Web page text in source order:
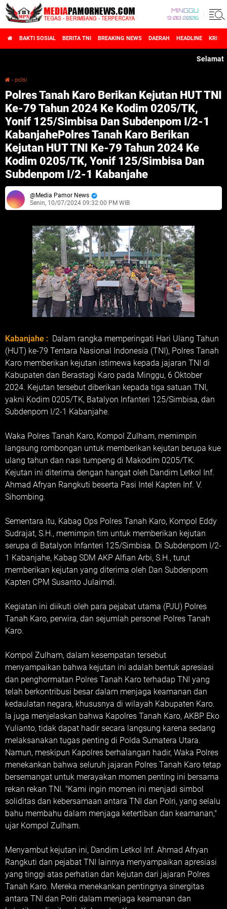
MINGGU
9 08 2026
BAKTI SOSIAL BERITA TNI BREAKING NEWS DAERAH HEADLINE
Selamat
› polisi
Polres Tanah Karo Berikan Kejutan HUT TNI
Ke-79 Tahun 2024 Ke Kodim 0205/TK,
Yonif 125/Simbisa Dan Subdenpom I/2-1
KabanjahePolres Tanah Karo Berikan
Kejutan HUT TNI Ke-79 Tahun 2024 Ke
Kodim 0205/TK, Yonif 125/Simbisa Dan
Subdenpom I/2-1 Kabanjahe
Media Pamor News
Senin, 10/07/2024 09:32:00 PM WIB
Kabanjahe : Dalam rangka memperingati Hari Ulang Tahun
(HUT) ke-79 Tentara Nasional Indonesia (TNI), Polres Tanah
Karo memberikan kejutan istimewa kepada jajaran TNI di
Kabupaten dan Berastagi Karo pada Minggu, 6 Oktober
2024. Kejutan tersebut diberikan kepada tiga satuan TNI,
yakni Kodim 0205/TK, Batalyon Infanteri 125/Simbisa, dan
Subdenpom I/2-1 Kabanjahe.
Waka Polres Tanah Karo, Kompol Zulham, memimpin
langsung rombongan untuk memberikan kejutan berupa kue
ulang tahun dan nasi tumpeng di Makodim 0205/TK.
Kejutan ini diterima dengan hangat oleh Dandim Letkol Inf.
Ahmad Afryan Rangkuti beserta Pasi Intel Kapten Inf. V.
Sihombing.
Sementara itu, Kabag Ops Polres Tanah Karo, Kompol Eddy
Sudrajat, S.H., memimpin tim untuk memberikan kejutan
serupa di Batalyon Infanteri 125/Simbisa. Di Subdenpom I/2-
1 Kabanjahe, Kabag SDM AKP Alfian Arbi, S.H., turut
memberikan kejutan yang diterima oleh Dan Subdenpom
Kapten CPM Susanto Julaimdi.
Kegiatan ini diikuti oleh para pejabat utama (PJU) Polres
Tanah Karo, perwira, dan sejumlah personel Polres Tanah
Karo.
Kompol Zulham, dalam kesempatan tersebut
menyampaikan bahwa kejutan ini adalah bentuk apresiasi
dan penghormatan Polres Tanah Karo terhadap TNI yang
telah berkontribusi besar dalam menjaga keamanan dan
kedaulatan negara, khususnya di wilayah Kabupaten Karo.
Ia juga menjelaskan bahwa Kapolres Tanah Karo, AKBP Eko
Yulianto, tidak dapat hadir secara langsung karena sedang
melaksanakan tugas penting di Polda Sumatera Utara.
Namun, meskipun Kapolres berhalangan hadir, Waka Polres
menekankan bahwa seluruh jajaran Polres Tanah Karo tetap
bersemangat untuk merayakan momen penting ini bersama
rekan rekan TNI. "Kami ingin momen ini menjadi simbol
soliditas dan kebersamaan antara TNI dan Polri, yang selalu
bahu membahu dalam menjaga ketertiban dan keamanan,"
ujar Kompol Zulham.
Menyambut kejutan ini, Dandim Letkol Inf. Ahmad Afryan
Rangkuti dan pejabat TNI lainnya menyampaikan apresiasi
yang tinggi atas perhatian dan kejutan dari jajaran Polres
Tanah Karo. Mereka menekankan pentingnya sinergitas
antara TNI dan Polri dalam menjaga keamanan dan